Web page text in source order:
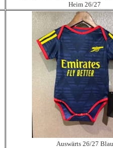
Heim 26/27
Auswärts 26/27 Blau